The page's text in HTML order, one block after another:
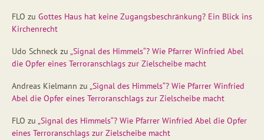
FLO zu Gottes Haus hat keine Zugangsbeschränkung? Ein Blick ins
Kirchenrecht
Udo Schneck zu „Signal des Himmels“? Wie Pfarrer Winfried Abel
die Opfer eines Terroranschlags zur Zielscheibe macht
Andreas Kielmann zu „Signal des Himmels“? Wie Pfarrer Winfried
Abel die Opfer eines Terroranschlags zur Zielscheibe macht
FLO zu „Signal des Himmels“? Wie Pfarrer Winfried Abel die Opfer
eines Terroranschlags zur Zielscheibe macht